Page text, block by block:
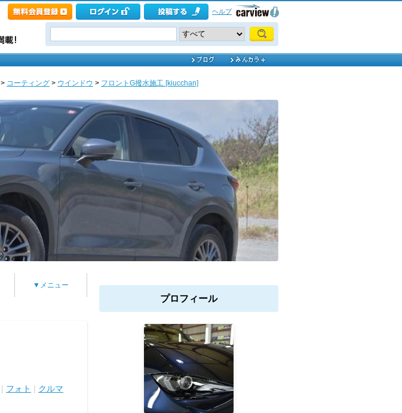
ヘルプ
> コーティング > ウインドウ > フロントG撥水施工 [kiucchan]
▼メニュー
| フォト | クルマ
プロフィール